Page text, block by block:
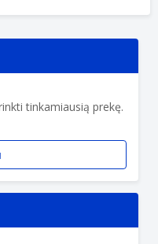
tinkamiausią prekę.